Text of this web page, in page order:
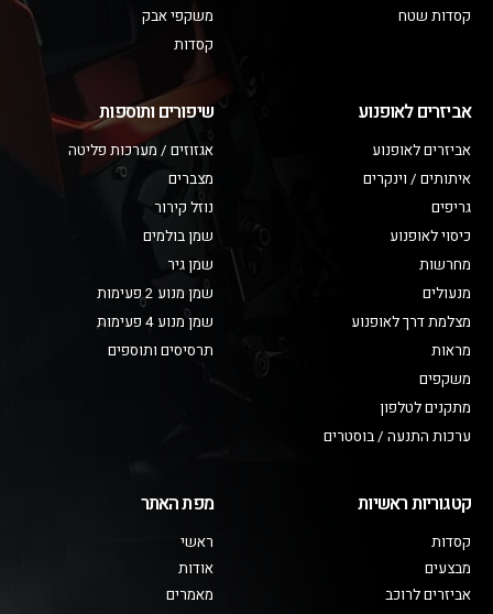
קסדות שטח
משקפי אבק
קסדות
אביזרים לאופנוע
אביזרים לאופנוע
איתותים / וינקרים
גריפים
כיסוי לאופנוע
מחרשות
מנעולים
מצלמת דרך לאופנוע
מראות
משקפים
מתקנים לטלפון
ערכות התנעה / בוסטרים
שיפורים ותוספות
אגזוזים / מערכות פליטה
מצברים
נוזל קירור
שמן בולמים
שמן גיר
שמן מנוע 2 פעימות
שמן מנוע 4 פעימות
תרסיסים ותוספים
קטגוריות ראשיות
קסדות
מבצעים
אביזרים לרוכב
מפת האתר
ראשי
אודות
מאמרים